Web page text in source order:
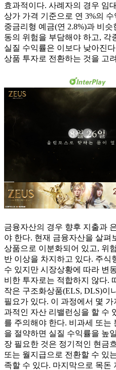
효과적이다. 사례자의 경우 임
상가 가격 기준으로 연 3%의
중금리형 예금(연 2.8%)과 비
동의 위험을 부담해야 하고, 각
실질 수익률은 이보다 낮아진
상품 투자로 전환하는 것을 고
금융자산의 경우 향후 지출과
야 한다. 현재 금융자산을 살펴
상품으로 이분화되어 있고, 위
반 이상을 차지하고 있다. 주식
수 있지만 시장상황에 따라 변
비한 투자로는 적합하지 않다.
작은 구조화상품(ELS, DLS)이
필요가 있다. 이 과정에서 몇
과적인 자산 리밸런싱을 할 수
를 주의해야 한다. 비과세 또는
을 절약하면 실질 수익률을 높
장 필요한 것은 정기적인 현금
또는 월지급으로 전환할 수 있
족할 수 있다. 마지막으로 목돈